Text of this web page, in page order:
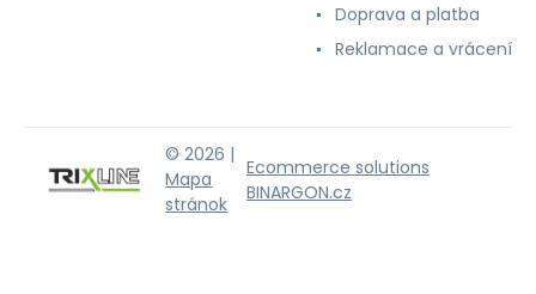
Doprava a platba
Reklamace a vrácení
© 2026 |
Mapa
stránok
Ecommerce solutions
BINARGON.cz